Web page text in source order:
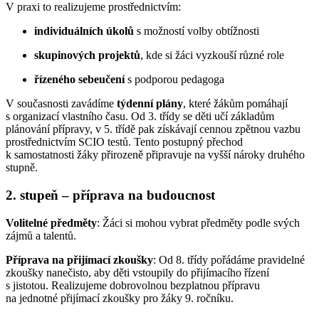
V praxi to realizujeme prostřednictvím:
individuálních úkolů s možností volby obtížnosti
skupinových projektů, kde si žáci vyzkouší různé role
řízeného sebeučenís podporou pedagoga
V současnosti zavádíme týdenní plány, které žákům pomáhají
s organizací vlastního času. Od 3. třídy se děti učí základům
plánování přípravy, v 5. třídě pak získávají cennou zpětnou vazbu
prostřednictvím SCIO testů. Tento postupný přechod
k samostatnosti žáky přirozeně připravuje na vyšší nároky druhého
stupně.
2. stupeň – příprava na budoucnost
Volitelné předměty: Žáci si mohou vybrat předměty podle svých
zájmů a talentů.
Příprava na přijímací zkoušky: Od 8. třídy pořádáme pravidelné
zkoušky nanečisto, aby děti vstoupily do přijímacího řízení
s jistotou. Realizujeme dobrovolnou bezplatnou přípravu
na jednotné přijímací zkoušky pro žáky 9. ročníku.